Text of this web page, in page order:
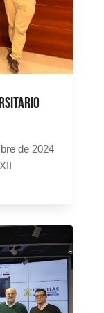
de 2024